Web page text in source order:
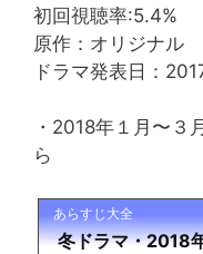
初回視聴率:5.4%
原作：オリジナル
ドラマ発表日：
・2018年１月〜３
ら
あらすじ大全
冬ドラマ・2018